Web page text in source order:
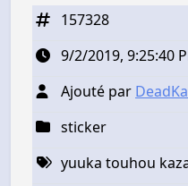
157328
9/2/2019, 9:25:40
Ajouté par
sticker
yuuka touhou